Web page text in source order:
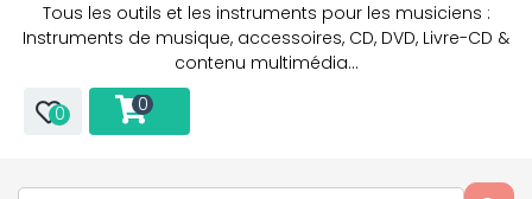
Tous les outils et les instruments pour les musiciens :
Instruments de musique, accessoires, CD, DVD, Livre-CD &
contenu multimédia…
0 0